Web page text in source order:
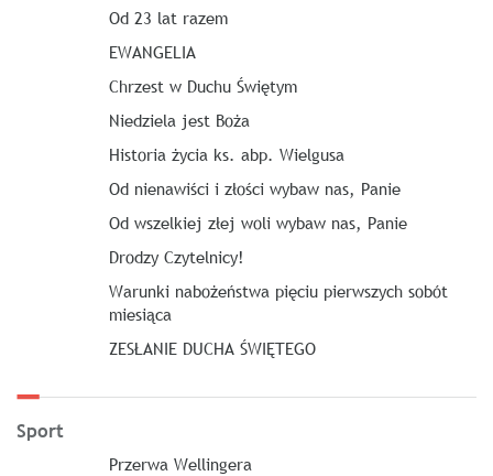
Od 23 lat razem
EWANGELIA
Chrzest w Duchu Świętym
Niedziela jest Boża
Historia życia ks. abp. Wielgusa
Od nienawiści i złości wybaw nas, Panie
Od wszelkiej złej woli wybaw nas, Panie
Drodzy Czytelnicy!
Warunki nabożeństwa pięciu pierwszych sobót
miesiąca
ZESŁANIE DUCHA ŚWIĘTEGO
Sport
Przerwa Wellingera